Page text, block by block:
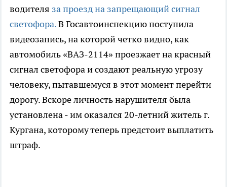
водителя за проезд на запрещающий сигнал
светофора.В Госавтоинспекцию поступила
видеозапись, на которой четко видно, как
автомобиль «ВАЗ-2114» проезжает на красный
сигнал светофора и создают реальную угрозу
человеку, пытавшемуся в этот момент перейти
дорогу. Вскоре личность нарушителя была
установлена - им оказался 20-летний житель г.
Кургана, которому теперь предстоит выплатить
штраф.